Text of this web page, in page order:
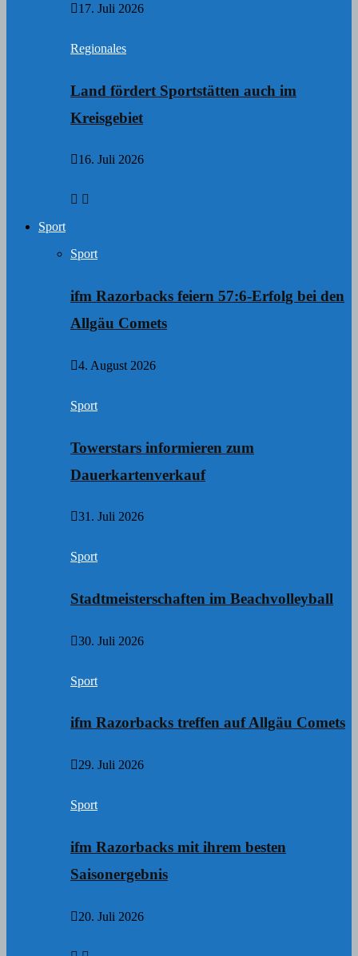
17. Juli 2026
Regionales
Land fördert Sportstätten auch im
Kreisgebiet
16. Juli 2026
Sport
Sport
ifm Razorbacks feiern 57:6-Erfolg bei den
Allgäu Comets
4. August 2026
Sport
Towerstars informieren zum
Dauerkartenverkauf
31. Juli 2026
Sport
Stadtmeisterschaften im Beachvolleyball
30. Juli 2026
Sport
ifm Razorbacks treffen auf Allgäu Comets
29. Juli 2026
Sport
ifm Razorbacks mit ihrem besten
Saisonergebnis
20. Juli 2026